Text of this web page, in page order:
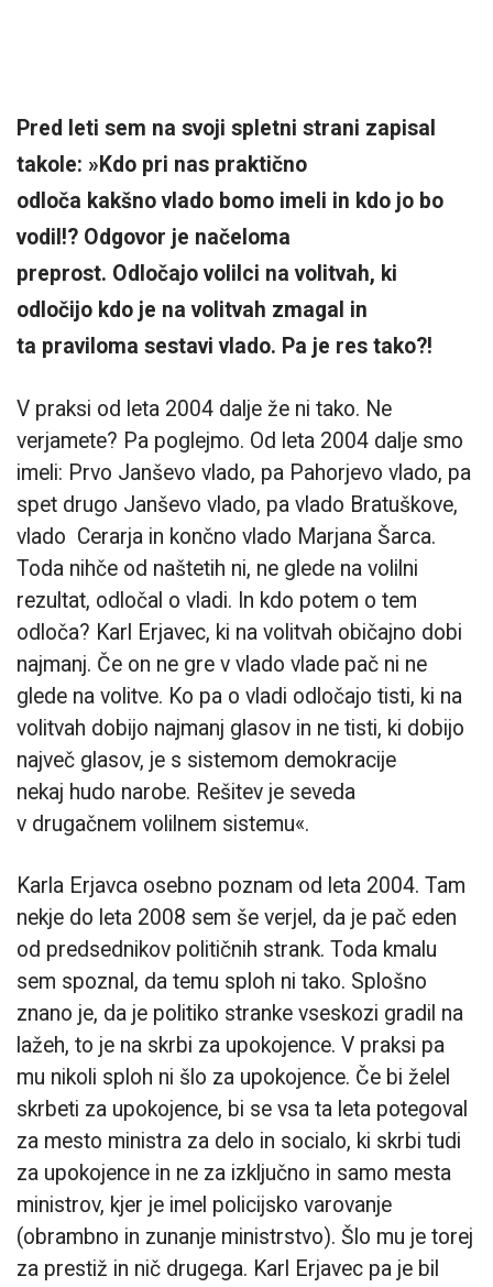
Pred leti sem na svoji spletni strani zapisal
takole: »Kdo pri nas praktično
odloča kakšno vlado bomo imeli in kdo jo bo
vodil!? Odgovor je načeloma
preprost. Odločajo volilci na volitvah, ki
odločijo kdo je na volitvah zmagal in
ta praviloma sestavi vlado. Pa je res tako?!
V praksi od leta 2004 dalje že ni tako. Ne
verjamete? Pa poglejmo. Od leta 2004 dalje smo
imeli: Prvo Janševo vlado, pa Pahorjevo vlado, pa
spet drugo Janševo vlado, pa vlado Bratuškove,
vlado Cerarja in končno vlado Marjana Šarca.
Toda nihče od naštetih ni, ne glede na volilni
rezultat, odločal o vladi. In kdo potem o tem
odloča? Karl Erjavec, ki na volitvah običajno dobi
najmanj. Če on ne gre v vlado vlade pač ni ne
glede na volitve. Ko pa o vladi odločajo tisti, ki na
volitvah dobijo najmanj glasov in ne tisti, ki dobijo
največ glasov, je s sistemom demokracije
nekaj hudo narobe. Rešitev je seveda
v drugačnem volilnem sistemu«.
Karla Erjavca osebno poznam od leta 2004. Tam
nekje do leta 2008 sem še verjel, da je pač eden
od predsednikov političnih strank. Toda kmalu
sem spoznal, da temu sploh ni tako. Splošno
znano je, da je politiko stranke vseskozi gradil na
lažeh, to je na skrbi za upokojence. V praksi pa
mu nikoli sploh ni šlo za upokojence. Če bi želel
skrbeti za upokojence, bi se vsa ta leta potegoval
za mesto ministra za delo in socialo, ki skrbi tudi
za upokojence in ne za izključno in samo mesta
ministrov, kjer je imel policijsko varovanje
(obrambno in zunanje ministrstvo). Šlo mu je torej
za prestiž in nič drugega. Karl Erjavec pa je bil